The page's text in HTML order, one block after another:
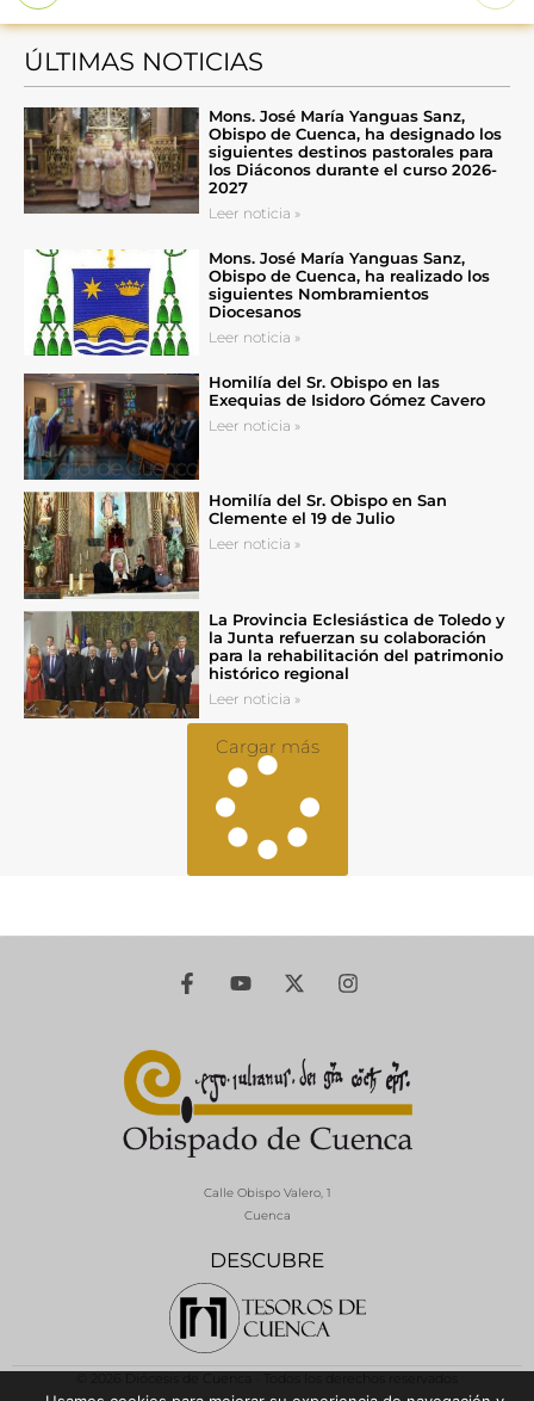
ÚLTIMAS NOTICIAS
Mons. José María Yanguas Sanz,
Obispo de Cuenca, ha designado los
siguientes destinos pastorales para
los Diáconos durante el curso 2026-
2027
Leer noticia »
Mons. José María Yanguas Sanz,
Obispo de Cuenca, ha realizado los
siguientes Nombramientos
Diocesanos
Leer noticia »
Homilía del Sr. Obispo en las
Exequias de Isidoro Gómez Cavero
Leer noticia »
Homilía del Sr. Obispo en San
Clemente el 19 de Julio
Leer noticia »
La Provincia Eclesiástica de Toledo y
la Junta refuerzan su colaboración
para la rehabilitación del patrimonio
histórico regional
Leer noticia »
Cargar más
DESCUBRE
Calle Obispo Valero, 1
Cuenca